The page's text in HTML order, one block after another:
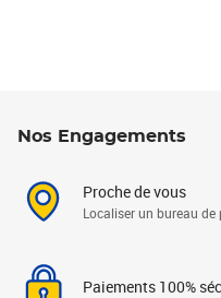
Nos Engagements
Proche de vous
Localiser un bureau de
Paiements 100%